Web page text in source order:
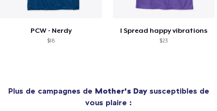
PCW - Nerdy
$18
I Spread happy vibrations
$23
Plus de campagnes de Mother's Daysusceptibles de
vous plaire :